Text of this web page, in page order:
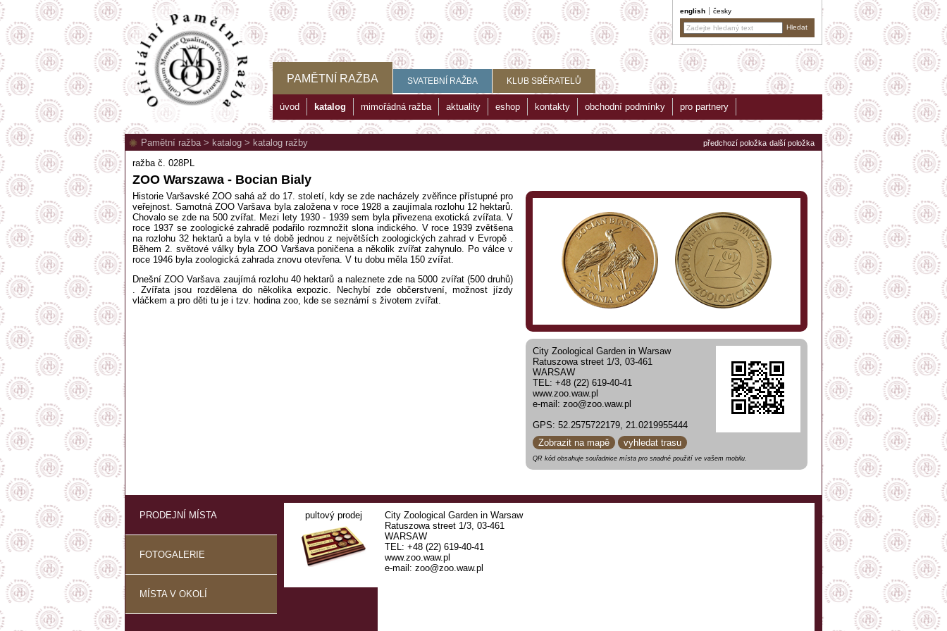
english česky
PAMĚTNÍ RAŽBA SVATEBNÍ RAŽBA KLUB SBĚRATELŮ
úvod katalog mimořádná ražba aktuality eshop kontakty obchodní podmínky pro partnery
předchozí položka další položka
Pamětní ražba> katalog > katalog ražby
ražba č. 028PL
ZOO Warszawa - Bocian Bialy
City Zoological Garden in Warsaw
Ratuszowa street 1/3, 03-461
WARSAW
TEL: +48 (22) 619-40-41
www.zoo.waw.pl
e-mail: zoo@zoo.waw.pl
GPS: 52.2575722179, 21.0219955444
Zobrazit na mapě
vyhledat trasu
QR kód obsahuje souřadnice místa pro snadné použití ve vašem mobilu.
Historie Varšavské ZOO sahá až do 17. století, kdy se zde nacházely zvěřince přístupné pro
veřejnost. Samotná ZOO Varšava byla založena v roce 1928 a zaujímala rozlohu 12 hektarů.
Chovalo se zde na 500 zvířat. Mezi lety 1930 - 1939 sem byla přivezena exotická zvířata. V
roce 1937 se zoologické zahradě podařilo rozmnožit slona indického. V roce 1939 zvětšena
na rozlohu 32 hektarů a byla v té době jednou z největších zoologických zahrad v Evropě .
Během 2. světové války byla ZOO Varšava poničena a několik zvířat zahynulo. Po válce v
roce 1946 byla zoologická zahrada znovu otevřena. V tu dobu měla 150 zvířat.
Dnešní ZOO Varšava zaujímá rozlohu 40 hektarů a naleznete zde na 5000 zvířat (500 druhů)
. Zvířata jsou rozdělena do několika expozic. Nechybí zde občerstvení, možnost jízdy
vláčkem a pro děti tu je i tzv. hodina zoo, kde se seznámí s životem zvířat.
PRODEJNÍ MÍSTA
FOTOGALERIE
MÍSTA V OKOLÍ
pultový prodej
City Zoological Garden in Warsaw
Ratuszowa street 1/3, 03-461
WARSAW
TEL: +48 (22) 619-40-41
www.zoo.waw.pl
e-mail: zoo@zoo.waw.pl